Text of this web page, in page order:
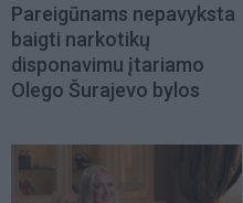
Pareigūnams nepavyksta
baigti narkotikų
disponavimu įtariamo
Olego Šurajevo bylos